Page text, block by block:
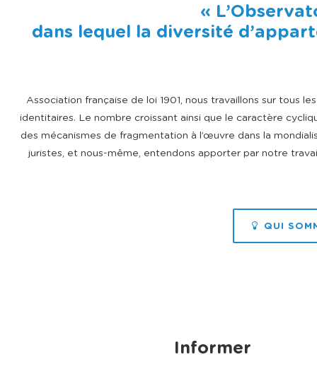
«
dans lequel la diversité
Association française de loi 1901, nous travaillons sur tous
identitaires. Le nombre croissant ainsi que le caractère
des mécanismes de fragmentation à l’œuvre dans la
juristes, et nous-même, entendons apporter par notre
QUI
Informer